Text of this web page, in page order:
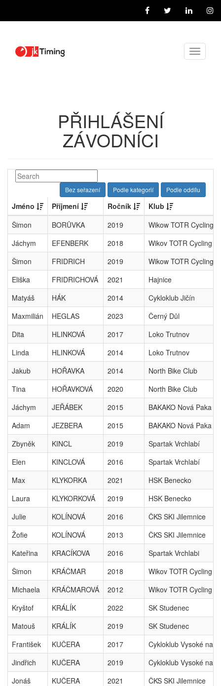
Toggle
PŘIHLÁŠENÍ
ZÁVODNÍCI
Bez seřazení Podle kategorií Podle oddílu
Jméno Příjmení Ročník
Klub
Šimon
BORŮVKA 2019
Wikow TOTR Cycling
Jáchym
EFENBERK 2018
Wikov TOTR Cycling
Šimon
FRIDRICH 2019
Wikow TOTR Cycling
Eliška
FRIDRICHOVÁ 2021
Hajnice
Matyáš
HÁK 2014
Cykloklub Jičín
Maxmilián
HEGLAS 2023
Černý Důl
Dita
HLINKOVÁ 2017
Loko Trutnov
Linda
HLINKOVÁ 2014
Loko Trutnov
Jakub
HOŘAVKA 2014
North Bike Club
Tina
HOŘAVKOVÁ 2020
North Bike Club
Jáchym
JEŘÁBEK 2015
BAKAKO Nová Paka
Adam
JEZBERA 2015
BAKAKO Nová Paka
Zbyněk
KINCL 2019
Spartak Vrchlabí
Elen
KINCLOVÁ 2016
Spartak Vrchlabí
Max
KLYKORKA 2021
HSK Benecko
Laura
KLYKORKOVÁ 2019
HSK Benecko
Julie
KOLÍNOVÁ 2016
ČKS SKI Jilemnice
Žofie
KOLÍNOVÁ 2013
ČKS SKI Jilemnice
Kateřina
KRACÍKOVA 2016
Spartak Vrchlabi
Šimon
KRÁČMAR 2018
Wikov TOTR Cycling
Michaela
KRÁČMAROVÁ 2012
Wikov TOTR Cycling
Kryštof
KRÁLÍK 2022
SK Studenec
Matouš
KRÁLÍK 2019
SK Studenec
František
KUČERA 2017
Cykloklub Vysoké nad
Jindřich
KUČERA 2019
Cykloklub Vysoké nad
Jonáš
KUČERA 2021
ČKS SKI Jilemnice